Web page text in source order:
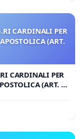
CARDINALI PER
(ART.
CARDINALI PER
(ART. 3